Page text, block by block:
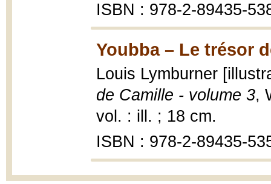
ISBN : 978-2-89435-
Youbba – Le trésor
Louis Lymburner
de Camille - volume 3,
vol. : ill. ; 18 cm.
ISBN : 978-2-89435-